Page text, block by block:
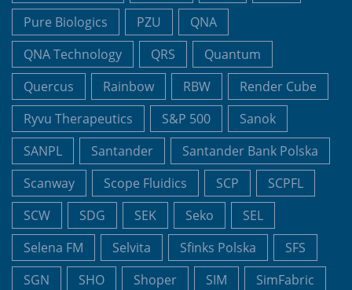
Pure Biologics
PZU
QNA
QNA Technology
QRS
Quantum
Quercus
Rainbow RBW
Render Cube
Ryvu Therapeutics
S&P 500
Sanok
SANPL
Santander
Santander Bank Polska
Scanway
Scope Fluidics SCP
SCPFL
SCW
SDG SEK Seko
SEL
Selena FM
Selvita Sfinks Polska
SFS
SGN
SHO Shoper SIM
SimFabric